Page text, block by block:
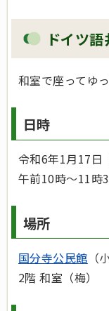
ドイツ
和室で座ってゆ
日時
令和6年1月17日
午前10時～11時
場所
国分寺公民館 （
2階 和室（梅）